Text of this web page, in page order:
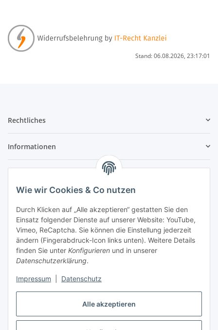
Alle akzeptieren
Wie wir Cookies & Co nutzen
Durch Klicken auf „Alle akzeptieren“ gestatten Sie den
Einsatz folgender Dienste auf unserer Website: YouTube,
Vimeo, ReCaptcha. Sie können die Einstellung jederzeit
ändern (Fingerabdruck-Icon links unten). Weitere Details
finden Sie unter Konfigurieren und in unserer
Datenschutzerklärung.
Impressum Datenschutz
Stand: 06.08.2026, 23:17:01
Rechtliches
Informationen
Wir sind kein Spielwarenhändler i. S. d.
Spielwarenverordnung
Die meisten der von uns vertriebenen Produkte sind
nur für ein Erwachsenenhobby gedacht. Diese
Produkte gehören nicht in unbeaufsichtigte
Kinderhände unter 14 Jahren. Mit dem Kaufabschluss
bestätigen Sie, dass Ihnen das bekannt ist, Sie über 14
Jahre alt sind und die Teile nicht an Kinder unter 14